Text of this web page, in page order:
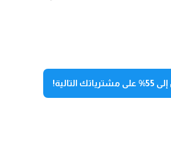
التالية!